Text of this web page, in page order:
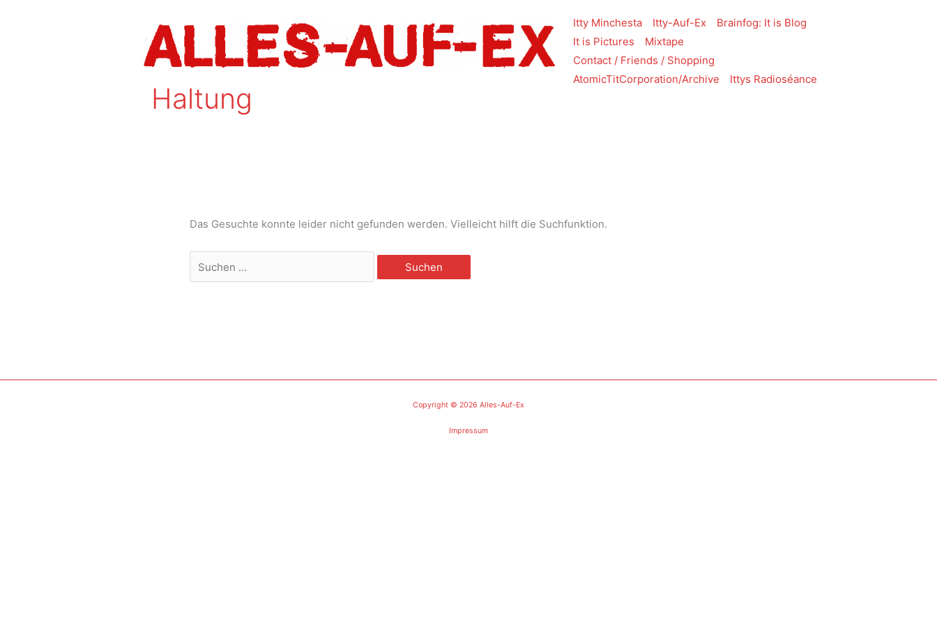
Itty Minchesta Itty-Auf-Ex
Brainfog: It is Blog
It is Pictures
Mixtape
Contact / Friends / Shopping
AtomicTitCorporation/Archive
Ittys Radioséance
Haltung
Das Gesuchte konnte leider nicht gefunden werden. Vielleicht hilft die Suchfunktion.
Suchen
nach:
Copyright © 2026 Alles-Auf-Ex
Impressum